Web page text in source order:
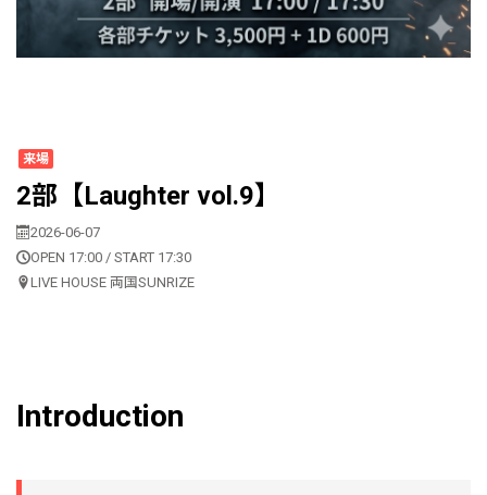
来場
2部【Laughter vol.9】
2026-06-07
OPEN 17:00 / START 17:30
LIVE HOUSE 両国SUNRIZE
Introduction